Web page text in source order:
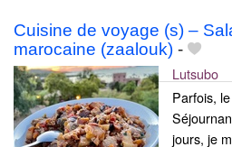
Cuisine de voyage (s) –
marocaine (zaalouk) -
Lutsubo
Parfois,
jours, je